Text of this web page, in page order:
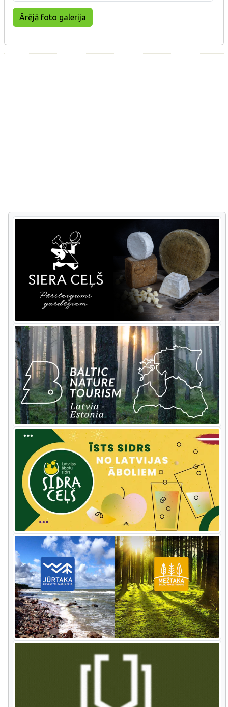
Ārējā foto galerija